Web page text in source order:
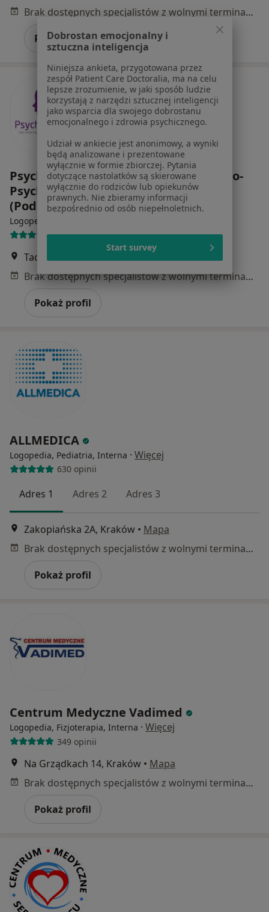
Brak dostępnych specjalistów z wolnymi terminami w tym centrum medycznym.
Pokaż profil
PsychoMedic.pl Klinika Psychologiczno-
Psychiatryczna Kraków ul. Szafrana 5
(Podgórze)
Logopedia, Psychiatria, Psychologia
290 opinii
Tadeusza Szafrana 5, Kraków
Brak dostępnych specjalistów z wolnymi terminami w tym centrum medycznym.
Pokaż profil
ALLMEDICA
Logopedia, Pediatria, Interna · Więcej
630 opinii
Adres 1 Adres 2 Adres 3
Zakopiańska 2A, Kraków • Mapa
Brak dostępnych specjalistów z wolnymi terminami w tym centrum medycznym.
Pokaż profil
Centrum Medyczne Vadimed
Logopedia, Fizjoterapia, Interna · Więcej
349 opinii
Na Grządkach 14, Kraków • Mapa
Brak dostępnych specjalistów z wolnymi terminami w tym centrum medycznym.
Pokaż profil
Dobrostan emocjonalny i
sztuczna inteligencja
Niniejsza ankieta, przygotowana przez
zespół Patient Care Doctoralia, ma na celu
lepsze zrozumienie, w jaki sposób ludzie
korzystają z narzędzi sztucznej inteligencji
jako wsparcia dla swojego dobrostanu
emocjonalnego i zdrowia psychicznego.
Udział w ankiecie jest anonimowy, a wyniki
będą analizowane i prezentowane
wyłącznie w formie zbiorczej. Pytania
dotyczące nastolatków są skierowane
wyłącznie do rodziców lub opiekunów
prawnych. Nie zbieramy informacji
bezpośrednio od osób niepełnoletnich.
Start survey